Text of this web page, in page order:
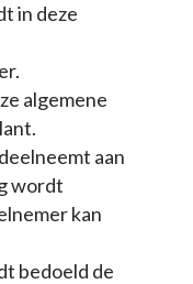
in deze
algemene
aan
wordt
kan
bedoeld de